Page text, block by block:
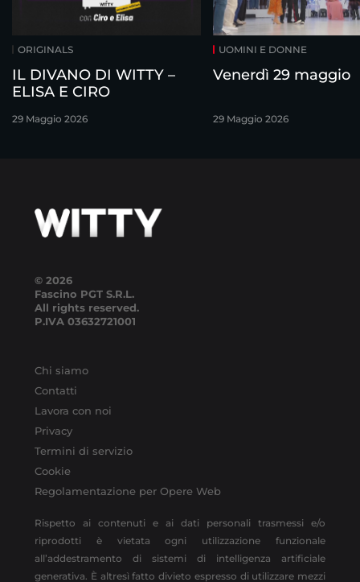
ORIGINALS
IL DIVANO DI WITTY –
ELISA E CIRO
29 Maggio 2026
UOMINI E DONNE
Venerdì 29 maggio
29 Maggio 2026
© 2026
Fascino PGT S.R.L.
All rights reserved.
P.IVA 03632721001
Chi siamo
Contatti
Lavora con noi
Privacy
Termini di servizio
Cookie
Regolamentazione per Opere Web
Rispetto ai contenuti e ai dati personali trasmessi e/o
riprodotti è vietata ogni utilizzazione funzionale
all’addestramento di sistemi di intelligenza artificiale
generativa. È altresì fatto divieto espresso di utilizzare mezzi